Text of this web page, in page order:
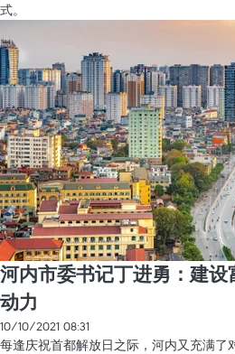
式。
河内市委书记丁进勇：建
动力
10/10/2021 08:31
每逢庆祝首都解放日之际，河内又充满了